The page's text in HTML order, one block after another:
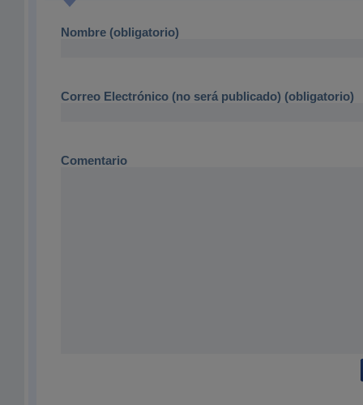
Nombre (obligatorio)
Correo Electrónico (no será publicado) (obligatorio)
Comentario